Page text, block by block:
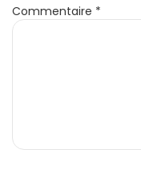
Commentaire *